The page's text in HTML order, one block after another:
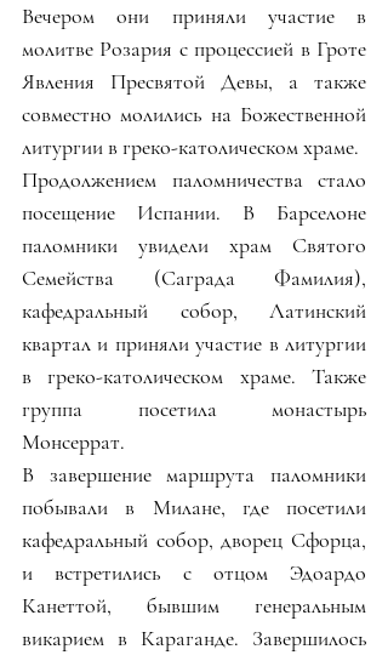
Вечером они приняли участие в
молитве Розария с процессией в Гроте
Явления Пресвятой Девы, а также
совместно молились на Божественной
литургии в греко-католическом храме.
Продолжением паломничества стало
посещение Испании. В Барселоне
паломники увидели храм Святого
Семейства (Саграда Фамилия),
кафедральный собор, Латинский
квартал и приняли участие в литургии
в греко-католическом храме. Также
группа посетила монастырь
Монсеррат.
В завершение маршрута паломники
побывали в Милане, где посетили
кафедральный собор, дворец Сфорца,
и встретились с отцом Эдоардо
Канеттой, бывшим генеральным
викарием в Караганде. Завершилось